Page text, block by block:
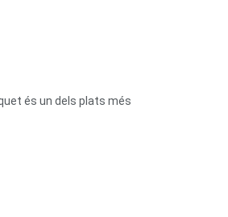
és un dels plats més